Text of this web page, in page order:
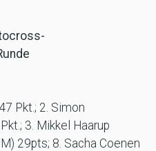
Pkt.; 2. Simon
3. Mikkel Haarup
29pts; 8. Sacha Coenen